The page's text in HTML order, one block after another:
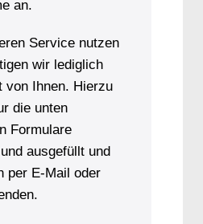
an.
Service nutzen
wir lediglich
von Ihnen. Hierzu
die unten
Formulare
ausgefüllt und
per E-Mail oder